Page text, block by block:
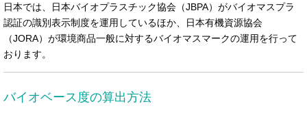
日本では、日本バイオプラスチック協会（JBPA）がバイオマスプラ
認証の識別表示制度を運用しているほか、日本有機資源協会
（JORA）が環境商品一般に対するバイオマスマークの運用を行って
おります。
バイオベース度の算出方法